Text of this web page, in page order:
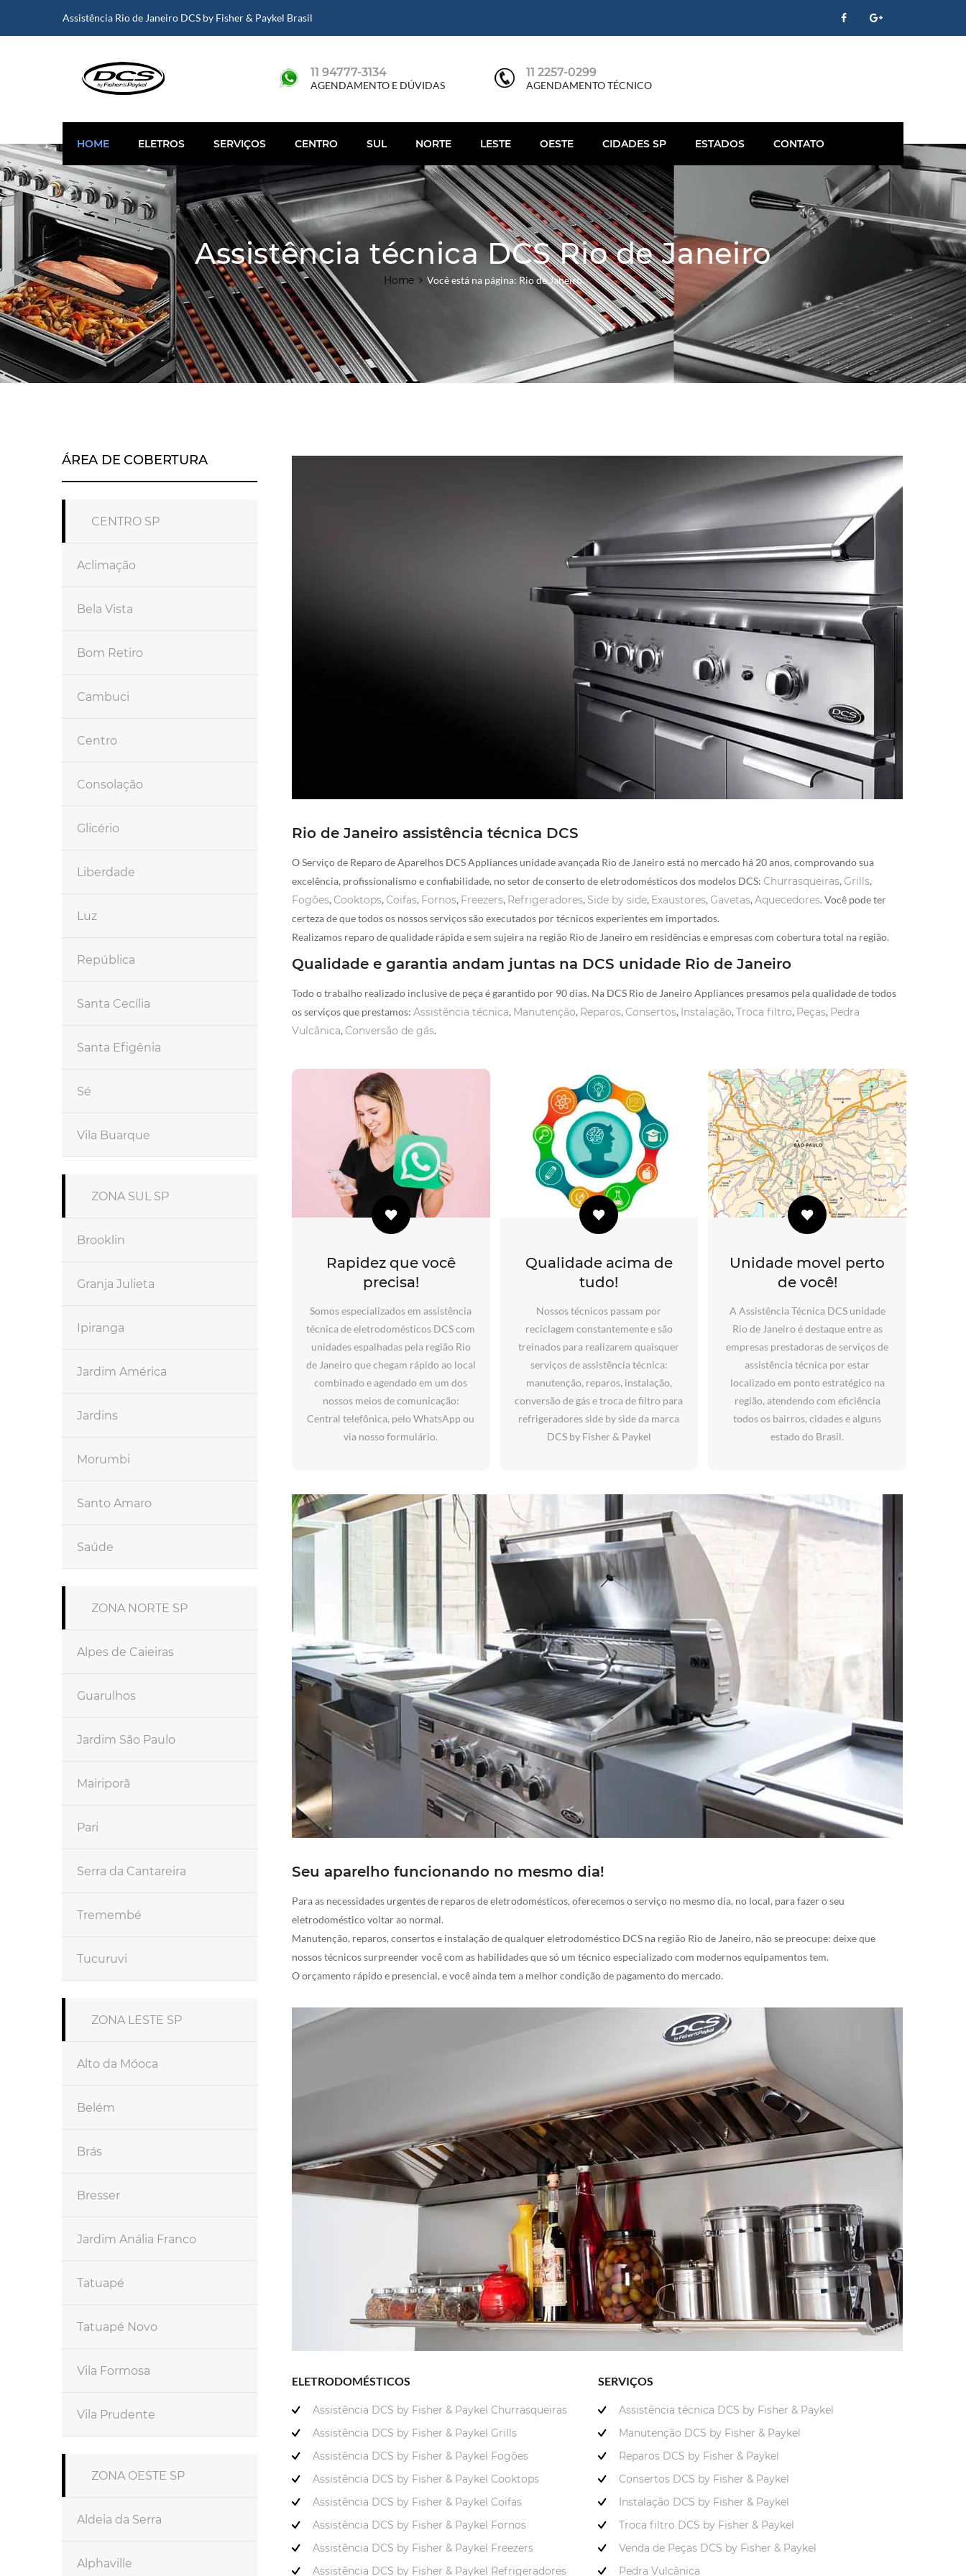
Assistência Rio de Janeiro DCS by Fisher & Paykel Brasil
11 94777-3134
AGENDAMENTO E DÚVIDAS
11 2257-0299
AGENDAMENTO TÉCNICO
HOME ELETROS SERVIÇOS CENTRO SUL NORTE LESTE OESTE CIDADES SP ESTADOS CONTATO
Assistência técnica DCS Rio de Janeiro
Home Você está na página: Rio de Janeiro
ÁREA DE COBERTURA
CENTRO SP
Aclimação
Bela Vista
Bom Retiro
Cambuci
Centro
Consolação
Glicério
Liberdade
Luz
República
Santa Cecília
Santa Efigênia
Sé
Vila Buarque
ZONA SUL SP
Brooklin
Granja Julieta
Ipiranga
Jardim América
Jardins
Morumbi
Santo Amaro
Saúde
ZONA NORTE SP
Alpes de Caieiras
Guarulhos
Jardim São Paulo
Mairiporã
Pari
Serra da Cantareira
Tremembé
Tucuruvi
ZONA LESTE SP
Alto da Móoca
Belém
Brás
Bresser
Jardim Anália Franco
Tatuapé
Tatuapé Novo
Vila Formosa
Vila Prudente
ZONA OESTE SP
Aldeia da Serra
Alphaville
Rio de Janeiro assistência técnica DCS
O Serviço de Reparo de Aparelhos DCS Appliances unidade avançada Rio de Janeiro está no mercado há 20 anos, comprovando sua
excelência, profissionalismo e confiabilidade, no setor de conserto de eletrodomésticos dos modelos DCS: Churrasqueiras, Grills,
Fogões, Cooktops, Coifas, Fornos, Freezers, Refrigeradores, Side by side, Exaustores, Gavetas, Aquecedores. Você pode ter
certeza de que todos os nossos serviços são executados por técnicos experientes em importados.
Realizamos reparo de qualidade rápida e sem sujeira na região Rio de Janeiro em residências e empresas com cobertura total na região.
Qualidade e garantia andam juntas na DCS unidade Rio de Janeiro
Todo o trabalho realizado inclusive de peça é garantido por 90 dias. Na DCS Rio de Janeiro Appliances presamos pela qualidade de todos
os serviços que prestamos: Assistência técnica, Manutenção, Reparos, Consertos, Instalação, Troca filtro, Peças, Pedra
Vulcânica, Conversão de gás.
Rapidez que você
precisa!
Somos especializados em assistência
técnica de eletrodomésticos DCS com
unidades espalhadas pela região Rio
de Janeiro que chegam rápido ao local
combinado e agendado em um dos
nossos meios de comunicação:
Central telefônica, pelo WhatsApp ou
via nosso formulário.
Qualidade acima de
tudo!
Nossos técnicos passam por
reciclagem constantemente e são
treinados para realizarem quaisquer
serviços de assistência técnica:
manutenção, reparos, instalação,
conversão de gás e troca de filtro para
refrigeradores side by side da marca
DCS by Fisher & Paykel
Unidade movel perto
de você!
A Assistência Técnica DCS unidade
Rio de Janeiro é destaque entre as
empresas prestadoras de serviços de
assistência técnica por estar
localizado em ponto estratégico na
região, atendendo com eficiência
todos os bairros, cidades e alguns
estado do Brasil.
Seu aparelho funcionando no mesmo dia!
Para as necessidades urgentes de reparos de eletrodomésticos, oferecemos o serviço no mesmo dia, no local, para fazer o seu
eletrodoméstico voltar ao normal.
Manutenção, reparos, consertos e instalação de qualquer eletrodoméstico DCS na região Rio de Janeiro, não se preocupe: deixe que
nossos técnicos surpreender você com as habilidades que só um técnico especializado com modernos equipamentos tem.
O orçamento rápido e presencial, e você ainda tem a melhor condição de pagamento do mercado.
ELETRODOMÉSTICOS
Assistência DCS by Fisher & Paykel Churrasqueiras
Assistência DCS by Fisher & Paykel Grills
Assistência DCS by Fisher & Paykel Fogões
Assistência DCS by Fisher & Paykel Cooktops
Assistência DCS by Fisher & Paykel Coifas
Assistência DCS by Fisher & Paykel Fornos
Assistência DCS by Fisher & Paykel Freezers
Assistência DCS by Fisher & Paykel Refrigeradores
SERVIÇOS
Assistência técnica DCS by Fisher & Paykel
Manutenção DCS by Fisher & Paykel
Reparos DCS by Fisher & Paykel
Consertos DCS by Fisher & Paykel
Instalação DCS by Fisher & Paykel
Troca filtro DCS by Fisher & Paykel
Venda de Peças DCS by Fisher & Paykel
Pedra Vulcânica